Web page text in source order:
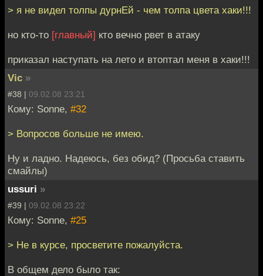
> я не видел толпы дурнЕй - чем толпа цвета хаки!!!
но кто-то [главный] кто вечно рвет в атаку
приказал наступать на лето и втоптал меня в хаки!!!
Vic »
#38 | 09.02.08 23:21
Кому: Sonne, #32
> Вопросов больше не имею.
Ну и ладно. Надеюсь, без обид? (Просьба ставить
смайлы)
ussuri »
#39 | 09.02.08 23:22
Кому: Sonne, #25
> Не в курсе, просветите пожалуйста.
В общем дело было так: